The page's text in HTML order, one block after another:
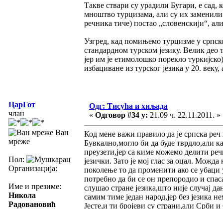
Такве ствари су урадили Бугари, е сад,
мноштво турцизама, али су их заменили
речника тиче) постао „словенскији“,
Узгред, кад помињемо турцизме у
стандардном турском језику. Велик део
јер им је етимолошко порекло
избациване из турског језика у 20.
ЦарГот
члан
Ван
мреже
Пол:
Организација:
Име и презиме:
Никола
Радовановић
Одг: Тисућа и хиљада
« Одговор #34 у: 21.09 ч. 22.11.2011. »
Код мене важи правило да је српска
Бувкално,могло би да буде тврдло,али
преузети,јер са киме можемо делити
језички. Зато је мој глас за оцал.
поколење то да променити ако се убаци
потребно да би се он препородио и
слушао стране језика,што није случај
самим тиме један народ,јер без језика
Јесте,и ти бројеви су страни,али Срби